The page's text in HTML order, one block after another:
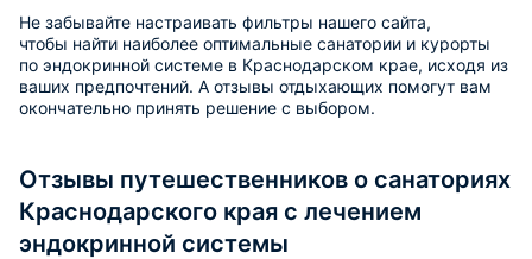
Не забывайте настраивать фильтры нашего сайта,
чтобы найти наиболее оптимальные санатории и курорты
по эндокринной системе в Краснодарском крае, исходя из
ваших предпочтений. А отзывы отдыхающих помогут вам
окончательно принять решение с выбором.
Отзывы путешественников о санаториях
Краснодарского края с лечением
эндокринной системы